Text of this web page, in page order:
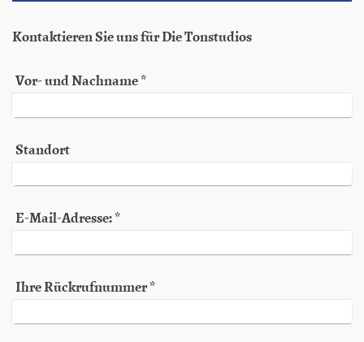
Kontaktieren Sie uns für Die Tonstudios
Vor- und Nachname*
Standort
E-Mail-Adresse:*
Ihre Rückrufnummer*